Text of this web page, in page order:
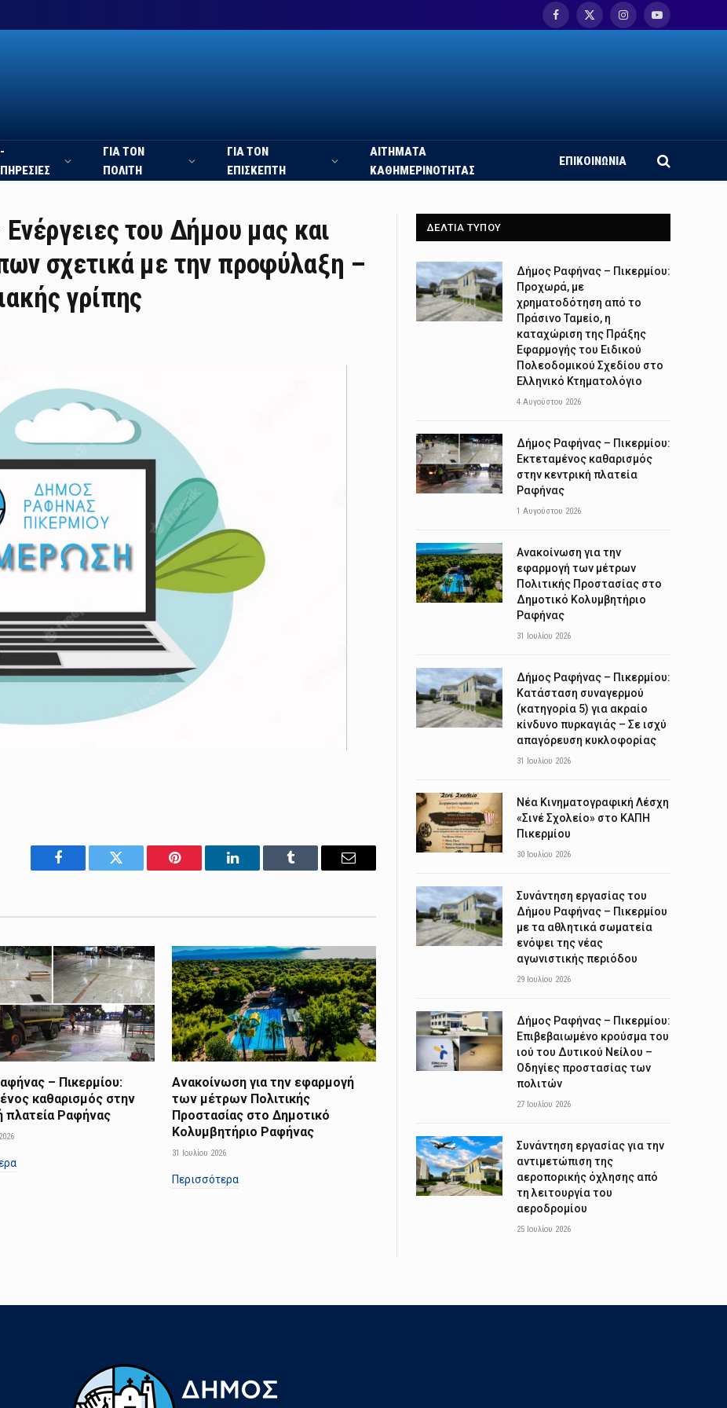
Facebook
X
InstagramYouTube
ΓΙΑ ΤΟΝ
ΠΟΛΙΤΗ
ΓΙΑ ΤΟΝ
ΕΠΙΣΚΕΠΤΗ
ΑΙΤΗΜΑΤΑ
ΚΑΘΗΜΕΡΙΝΟΤΗΤΑΣ
ΕΠΙΚΟΙΝΩΝΙΑ
του Δήμου μας και
σχετικά με την προφύλαξη –
γρίπης
Facebook Twitter Pinterest LinkedIn Tumblr Email
– Πικερμίου:
καθαρισμός στην
πλατεία Ραφήνας
Ανακοίνωση για την εφαρμογή
των μέτρων Πολιτικής
Προστασίας στο Δημοτικό
Κολυμβητήριο Ραφήνας
31 Ιουλίου 2026
Περισσότερα
ΔΕΛΤΙΑ ΤΥΠΟΥ
Δήμος Ραφήνας – Πικερμίου:
Προχωρά, με
χρηματοδότηση από το
Πράσινο Ταμείο, η
καταχώριση της Πράξης
Εφαρμογής του Ειδικού
Πολεοδομικού Σχεδίου στο
Ελληνικό Κτηματολόγιο
4 Αυγούστου 2026
Δήμος Ραφήνας – Πικερμίου:
Εκτεταμένος καθαρισμός
στην κεντρική πλατεία
Ραφήνας
1 Αυγούστου 2026
Ανακοίνωση για την
εφαρμογή των μέτρων
Πολιτικής Προστασίας στο
Δημοτικό Κολυμβητήριο
Ραφήνας
31 Ιουλίου 2026
Δήμος Ραφήνας – Πικερμίου:
Κατάσταση συναγερμού
(κατηγορία 5) για ακραίο
κίνδυνο πυρκαγιάς – Σε ισχύ
απαγόρευση κυκλοφορίας
31 Ιουλίου 2026
Νέα Κινηματογραφική Λέσχη
«Σινέ Σχολείο» στο ΚΑΠΗ
Πικερμίου
30 Ιουλίου 2026
Συνάντηση εργασίας του
Δήμου Ραφήνας – Πικερμίου
με τα αθλητικά σωματεία
ενόψει της νέας
αγωνιστικής περιόδου
29 Ιουλίου 2026
Δήμος Ραφήνας – Πικερμίου:
Επιβεβαιωμένο κρούσμα του
ιού του Δυτικού Νείλου –
Οδηγίες προστασίας των
πολιτών
27 Ιουλίου 2026
Συνάντηση εργασίας για την
αντιμετώπιση της
αεροπορικής όχλησης από
τη λειτουργία του
αεροδρομίου
25 Ιουλίου 2026